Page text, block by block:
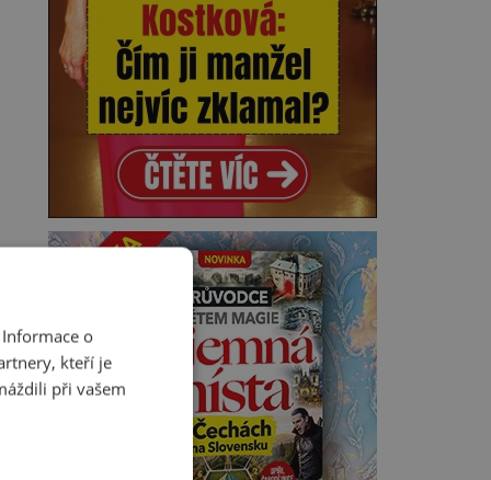
o
kteří je
při vašem